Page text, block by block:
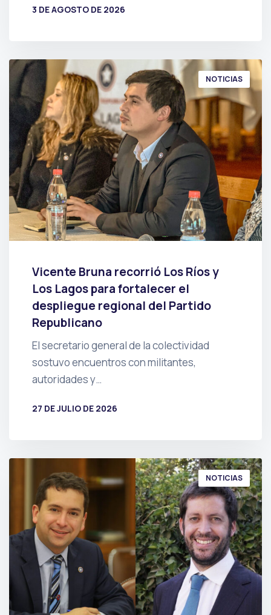
3 DE AGOSTO DE 2026
NOTICIAS
Vicente Bruna recorrió Los Ríos y
Los Lagos para fortalecer el
despliegue regional del Partido
Republicano
El secretario general de la colectividad
sostuvo encuentros con militantes,
autoridades y…
27 DE JULIO DE 2026
NOTICIAS